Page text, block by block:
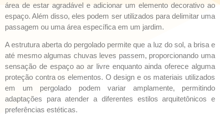
área de estar agradável e adicionar um elemento decorativo ao
espaço. Além disso, eles podem ser utilizados para delimitar uma
passagem ou uma área específica em um jardim.
A estrutura aberta do pergolado permite que a luz do sol, a brisa e
até mesmo algumas chuvas leves passem, proporcionando uma
sensação de espaço ao ar livre enquanto ainda oferece alguma
proteção contra os elementos. O design e os materiais utilizados
em um pergolado podem variar amplamente, permitindo
adaptações para atender a diferentes estilos arquitetônicos e
preferências estéticas.